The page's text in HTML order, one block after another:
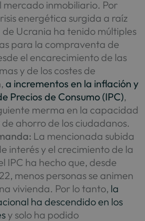
mercado inmobiliario. Por
energética surgida a raíz
Ucrania ha tenido múltiples
para la compraventa de
el encarecimiento de las
y de los costes de
a incrementos en la inflación y
Precios de Consumo (IPC),
merma en la capacidad
ahorro de los ciudadanos.
La mencionada subida
interés y el crecimiento de la
IPC ha hecho que, desde
menos personas se animen
vivienda. Por lo tanto, la
ha descendido en los
y solo ha podido